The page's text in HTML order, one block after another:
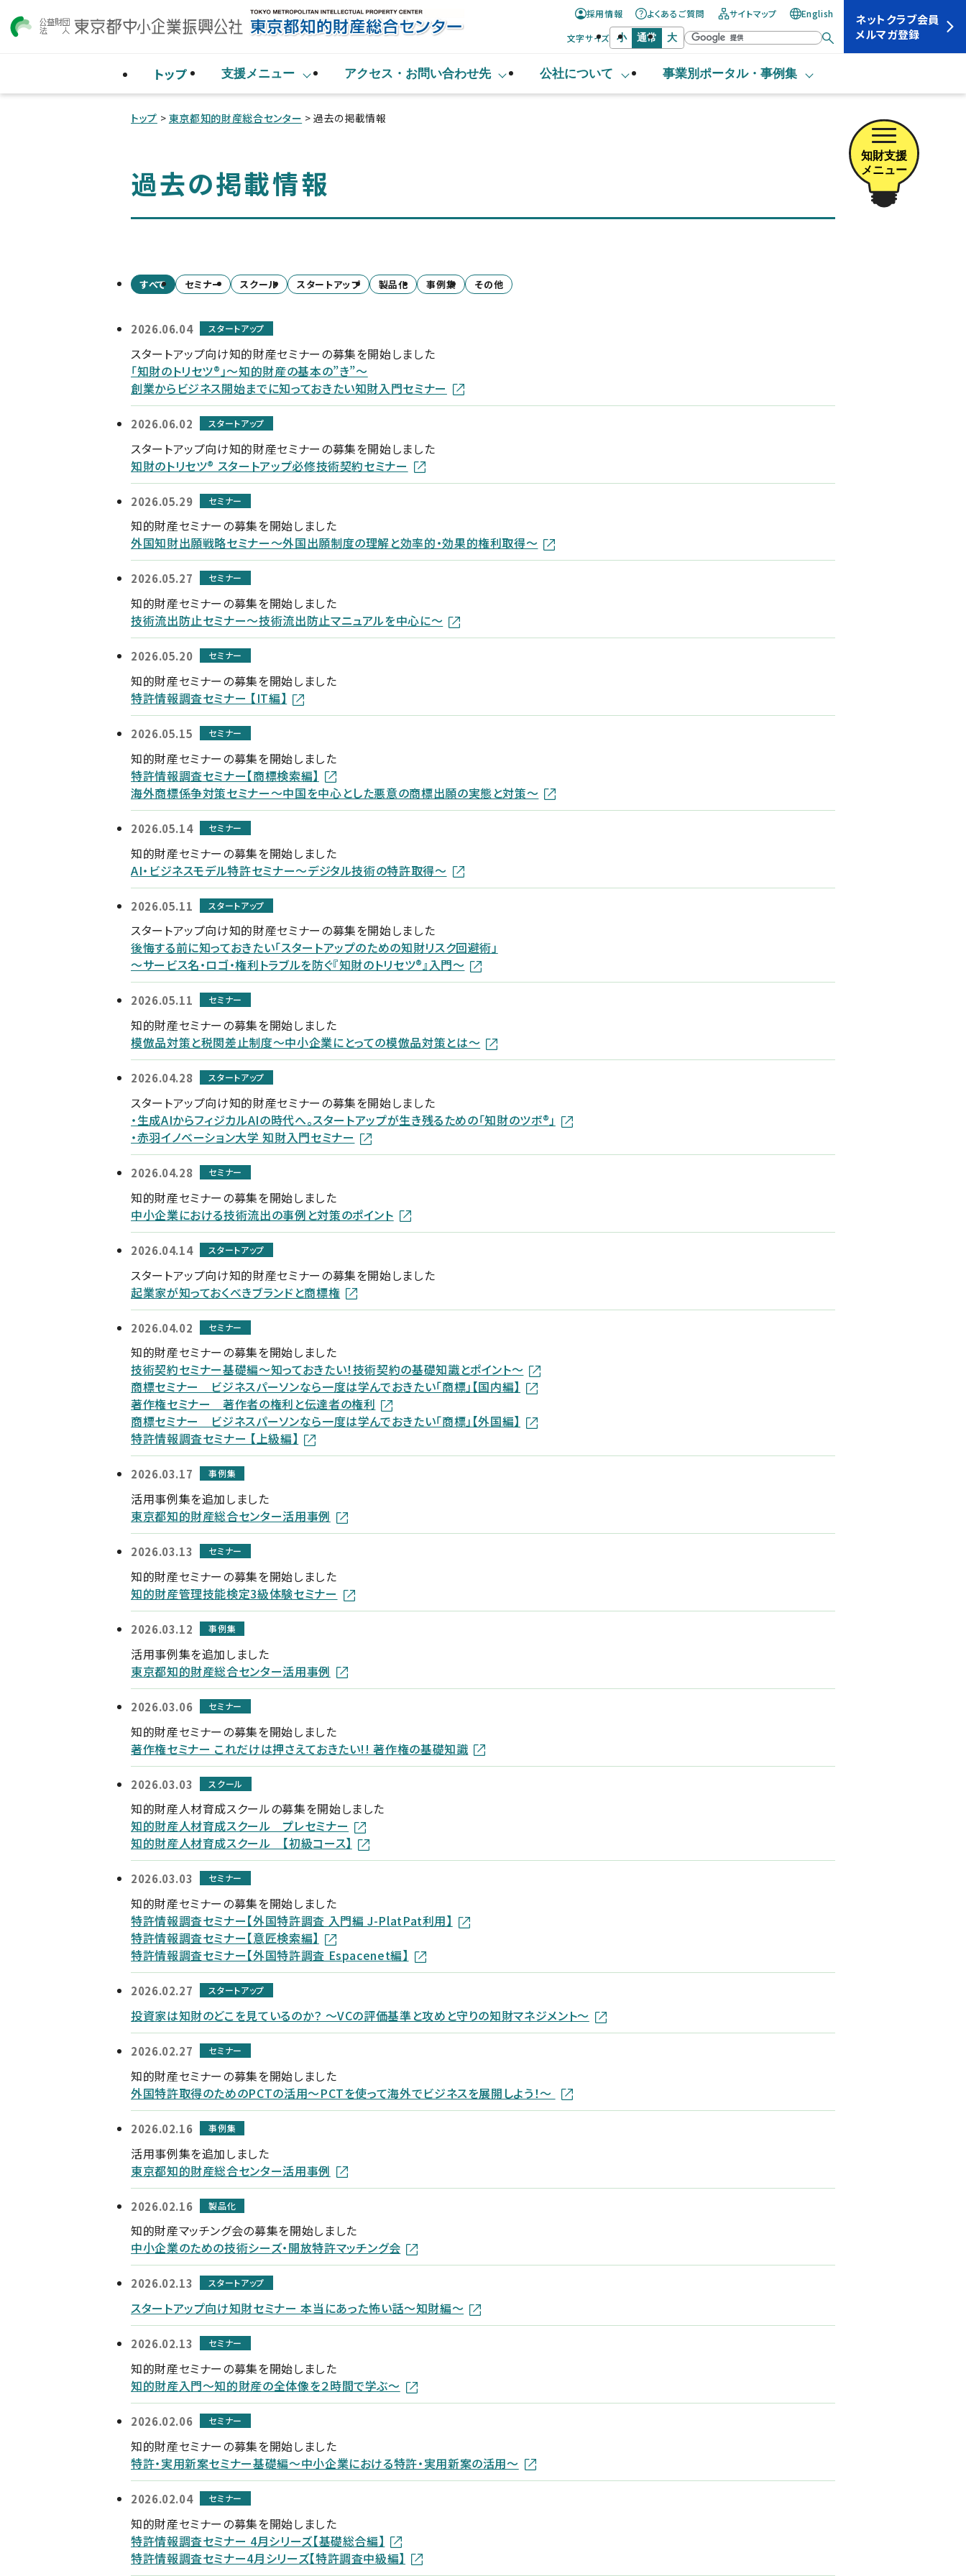
採用情報 よくあるご質問 サイトマップ English
文字サイズ 小 通常 大
ネットクラブ会員
メルマガ登録
トップ 支援メニュー アクセス・ お問い合わせ先 公社について 事業別ポータル・事例集
知財支援
メニュー
トップ > 東京都知的財産総合センター > 過去の掲載情報
過去の掲載情報
すべて セミナー スクール スタートアップ 製品化 事例集 その他
2026.06.04 スタートアップ
スタートアップ向け知的財産セミナーの募集を開始しました
「知財のトリセツ®」～知的財産の基本の”き”～
創業からビジネス開始までに知っておきたい知財入門セミナー
2026.06.02 スタートアップ
スタートアップ向け知的財産セミナーの募集を開始しました
知財のトリセツ® スタートアップ必修技術契約セミナー
2026.05.29 セミナー
知的財産セミナーの募集を開始しました
外国知財出願戦略セミナー～外国出願制度の理解と効率的・効果的権利取得～
2026.05.27 セミナー
知的財産セミナーの募集を開始しました
技術流出防止セミナー～技術流出防止マニュアルを中心に～
2026.05.20 セミナー
知的財産セミナーの募集を開始しました
特許情報調査セミナー 【IT編】
2026.05.15 セミナー
知的財産セミナーの募集を開始しました
特許情報調査セミナー【商標検索編】
海外商標係争対策セミナー～中国を中心とした悪意の商標出願の実態と対策～
2026.05.14 セミナー
知的財産セミナーの募集を開始しました
AI・ビジネスモデル特許セミナー～デジタル技術の特許取得～
2026.05.11 スタートアップ
スタートアップ向け知的財産セミナーの募集を開始しました
後悔する前に知っておきたい「スタートアップのための知財リスク回避術」
～サービス名・ロゴ・権利トラブルを防ぐ『知財のトリセツ®』入門～
2026.05.11 セミナー
知的財産セミナーの募集を開始しました
模倣品対策と税関差止制度～中小企業にとっての模倣品対策とは～
2026.04.28 スタートアップ
スタートアップ向け知的財産セミナーの募集を開始しました
・生成AIからフィジカルAIの時代へ。スタートアップが生き残るための「知財のツボ®」
・赤羽イノベーション大学 知財入門セミナー
2026.04.28 セミナー
知的財産セミナーの募集を開始しました
中小企業における技術流出の事例と対策のポイント
2026.04.14 スタートアップ
スタートアップ向け知的財産セミナーの募集を開始しました
起業家が知っておくべきブランドと商標権
2026.04.02 セミナー
知的財産セミナーの募集を開始しました
技術契約セミナー基礎編～知っておきたい！技術契約の基礎知識とポイント～
商標セミナー ビジネスパーソンなら一度は学んでおきたい「商標」【国内編】
著作権セミナー 著作者の権利と伝達者の権利
商標セミナー ビジネスパーソンなら一度は学んでおきたい「商標」【外国編】
特許情報調査セミナー 【上級編】
2026.03.17 事例集
活用事例集を追加しました
東京都知的財産総合センター活用事例
2026.03.13 セミナー
知的財産セミナーの募集を開始しました
知的財産管理技能検定3級体験セミナー
2026.03.12 事例集
活用事例集を追加しました
東京都知的財産総合センター活用事例
2026.03.06 セミナー
知的財産セミナーの募集を開始しました
著作権セミナー これだけは押さえておきたい!! 著作権の基礎知識
2026.03.03 スクール
知的財産人材育成スクールの募集を開始しました
知的財産人材育成スクール プレセミナー
知的財産人材育成スクール 【初級コース】
2026.03.03 セミナー
知的財産セミナーの募集を開始しました
特許情報調査セミナー【外国特許調査 入門編 J-PlatPat利用】
特許情報調査セミナー【意匠検索編】
特許情報調査セミナー【外国特許調査 Espacenet編】
2026.02.27 スタートアップ
投資家は知財のどこを見ているのか？ 〜VCの評価基準と攻めと守りの知財マネジメント～
2026.02.27 セミナー
知的財産セミナーの募集を開始しました
外国特許取得のためのPCTの活用～PCTを使って海外でビジネスを展開しよう！～
2026.02.16 事例集
活用事例集を追加しました
東京都知的財産総合センター活用事例
2026.02.16 製品化
知的財産マッチング会の募集を開始しました
中小企業のための技術シーズ・開放特許マッチング会
2026.02.13 スタートアップ
スタートアップ向け知財セミナー 本当にあった怖い話〜知財編〜
2026.02.13 セミナー
知的財産セミナーの募集を開始しました
知的財産入門～知的財産の全体像を２時間で学ぶ～
2026.02.06 セミナー
知的財産セミナーの募集を開始しました
特許・実用新案セミナー基礎編～中小企業における特許・実用新案の活用～
2026.02.04 セミナー
知的財産セミナーの募集を開始しました
特許情報調査セミナー 4月シリーズ【基礎総合編】
特許情報調査セミナー4月シリーズ【特許調査中級編】